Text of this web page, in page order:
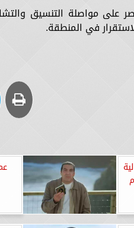
على مواصلة التنسيق
في المنطقة.